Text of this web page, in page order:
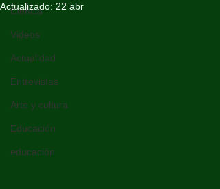
Ciencia
Videos
Actualidad
Entrevistas
Arte y cultura
Educación
educación
Actualizado: 22 abr